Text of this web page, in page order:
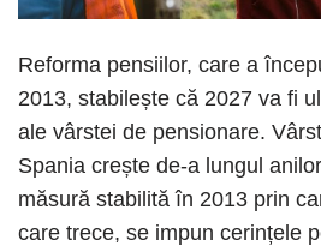
Reforma pensiilor, care a
2013, stabilește că 2027 va fi
ale vârstei de pensionare.
Spania crește de-a lungul
măsură stabilită în 2013 prin
care trece, se impun cerințele